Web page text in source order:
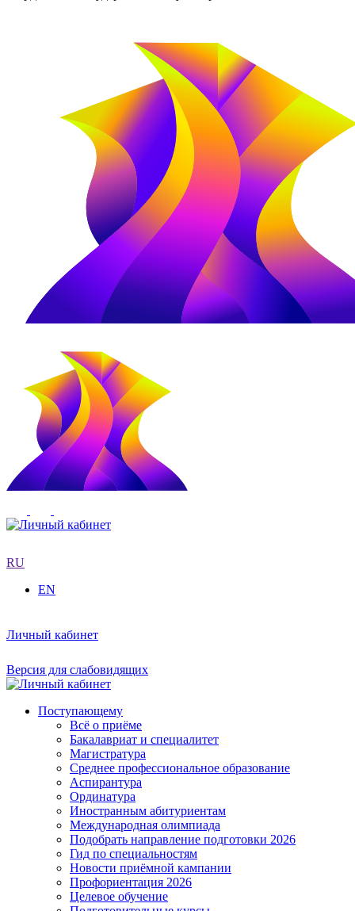
RU
EN
Личный кабинет
Версия для слабовидящих
Поступающему
Всё о приёме
Бакалавриат и специалитет
Магистратура
Среднее профессиональное образование
Аспирантура
Ординатура
Иностранным абитуриентам
Международная олимпиада
Подобрать направление подготовки 2026
Гид по специальностям
Новости приёмной кампании
Профориентация 2026
Целевое обучение